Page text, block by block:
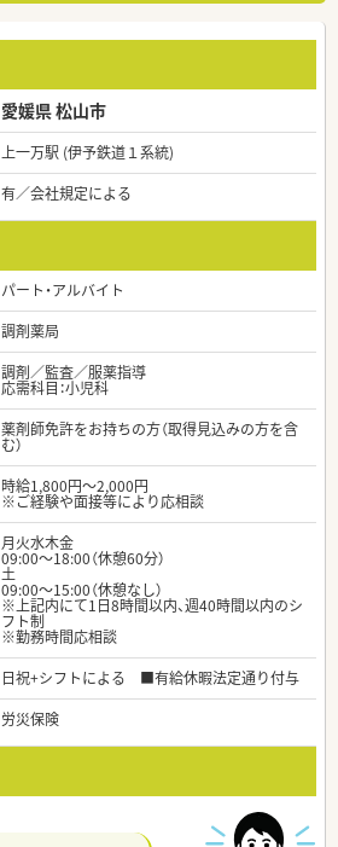
愛媛県 松山市
上一万駅 (伊予鉄道１系統)
有／会社規定による
パート・アルバイト
調剤薬局
調剤／監査／服薬指導
応需科目：小児科
薬剤師免許をお持ちの方（取得見込みの方を含
む）
時給1,800円～2,000円
※ご経験や面接等により応相談
月火水木金
09:00～18:00（休憩60分）
土
09:00～15:00（休憩なし）
※上記内にて1日8時間以内、週40時間以内のシ
フト制
※勤務時間応相談
日祝+シフトによる ■有給休暇法定通り付与
労災保険